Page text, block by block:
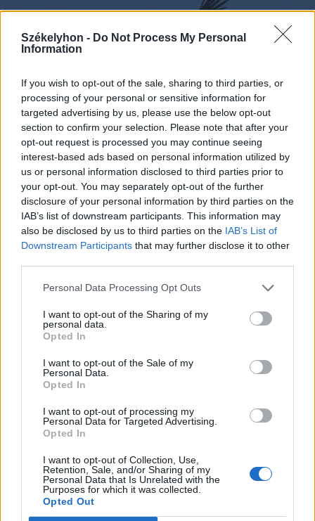
Székelyhon - Do Not Process My Personal
Information
If you wish to opt-out of the sale, sharing to third parties, or
processing of your personal or sensitive information for
targeted advertising by us, please use the below opt-out
section to confirm your selection. Please note that after your
opt-out request is processed you may continue seeing
interest-based ads based on personal information utilized by
us or personal information disclosed to third parties prior to
your opt-out. You may separately opt-out of the further
disclosure of your personal information by third parties on the
IAB’s list of downstream participants. This information may
also be disclosed by us to third parties on the IAB’s List of
Downstream Participants that may further disclose it to other
Personal Data Processing Opt Outs
I want to opt-out of the Sharing of my
personal data.
Opted In
I want to opt-out of the Sale of my
Personal Data.
Opted In
I want to opt-out of processing my
Personal Data for Targeted Advertising.
Opted In
I want to opt-out of Collection, Use,
Retention, Sale, and/or Sharing of my
Personal Data that Is Unrelated with the
Purposes for which it was collected.
Opted Out
2024. március 29., péntek
Elhullott őz teteméből evett az
átutazó barátkeselyű
2024. március 28., csütörtök